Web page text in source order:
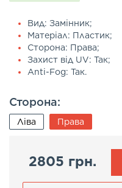
Вид: Замінник;
Матеріал: Пластик;
Сторона: Права;
Захист від UV: Так;
Anti-Fog: Так.
Сторона:
Ліва Права
2805 грн.